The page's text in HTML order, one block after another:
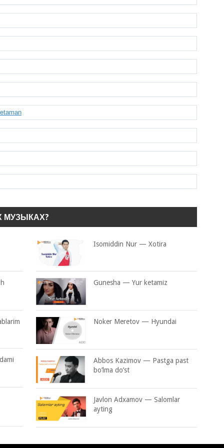
МУЗЫКАХ?
Isomiddin Nur — Xotira
Gunesha — Yur ketamiz
Noker Meretov — Hyundai
Abbos Kazimov — Pastga past
bo’lma do’st
Javlon Adxamov — Salomlar
ayting